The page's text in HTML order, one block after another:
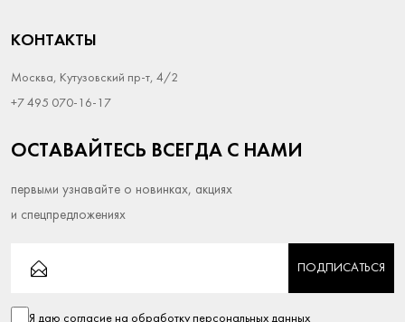
КОНТАКТЫ
Москва, Кутузовский пр-т, 4/2
+7 495 070-16-17
ОСТАВАЙТЕСЬ ВСЕГДА С НАМИ
первыми узнавайте о новинках, акциях
и спецпредложениях
ПОДПИСАТЬСЯ
Я даю согласие на обработку персональных данных